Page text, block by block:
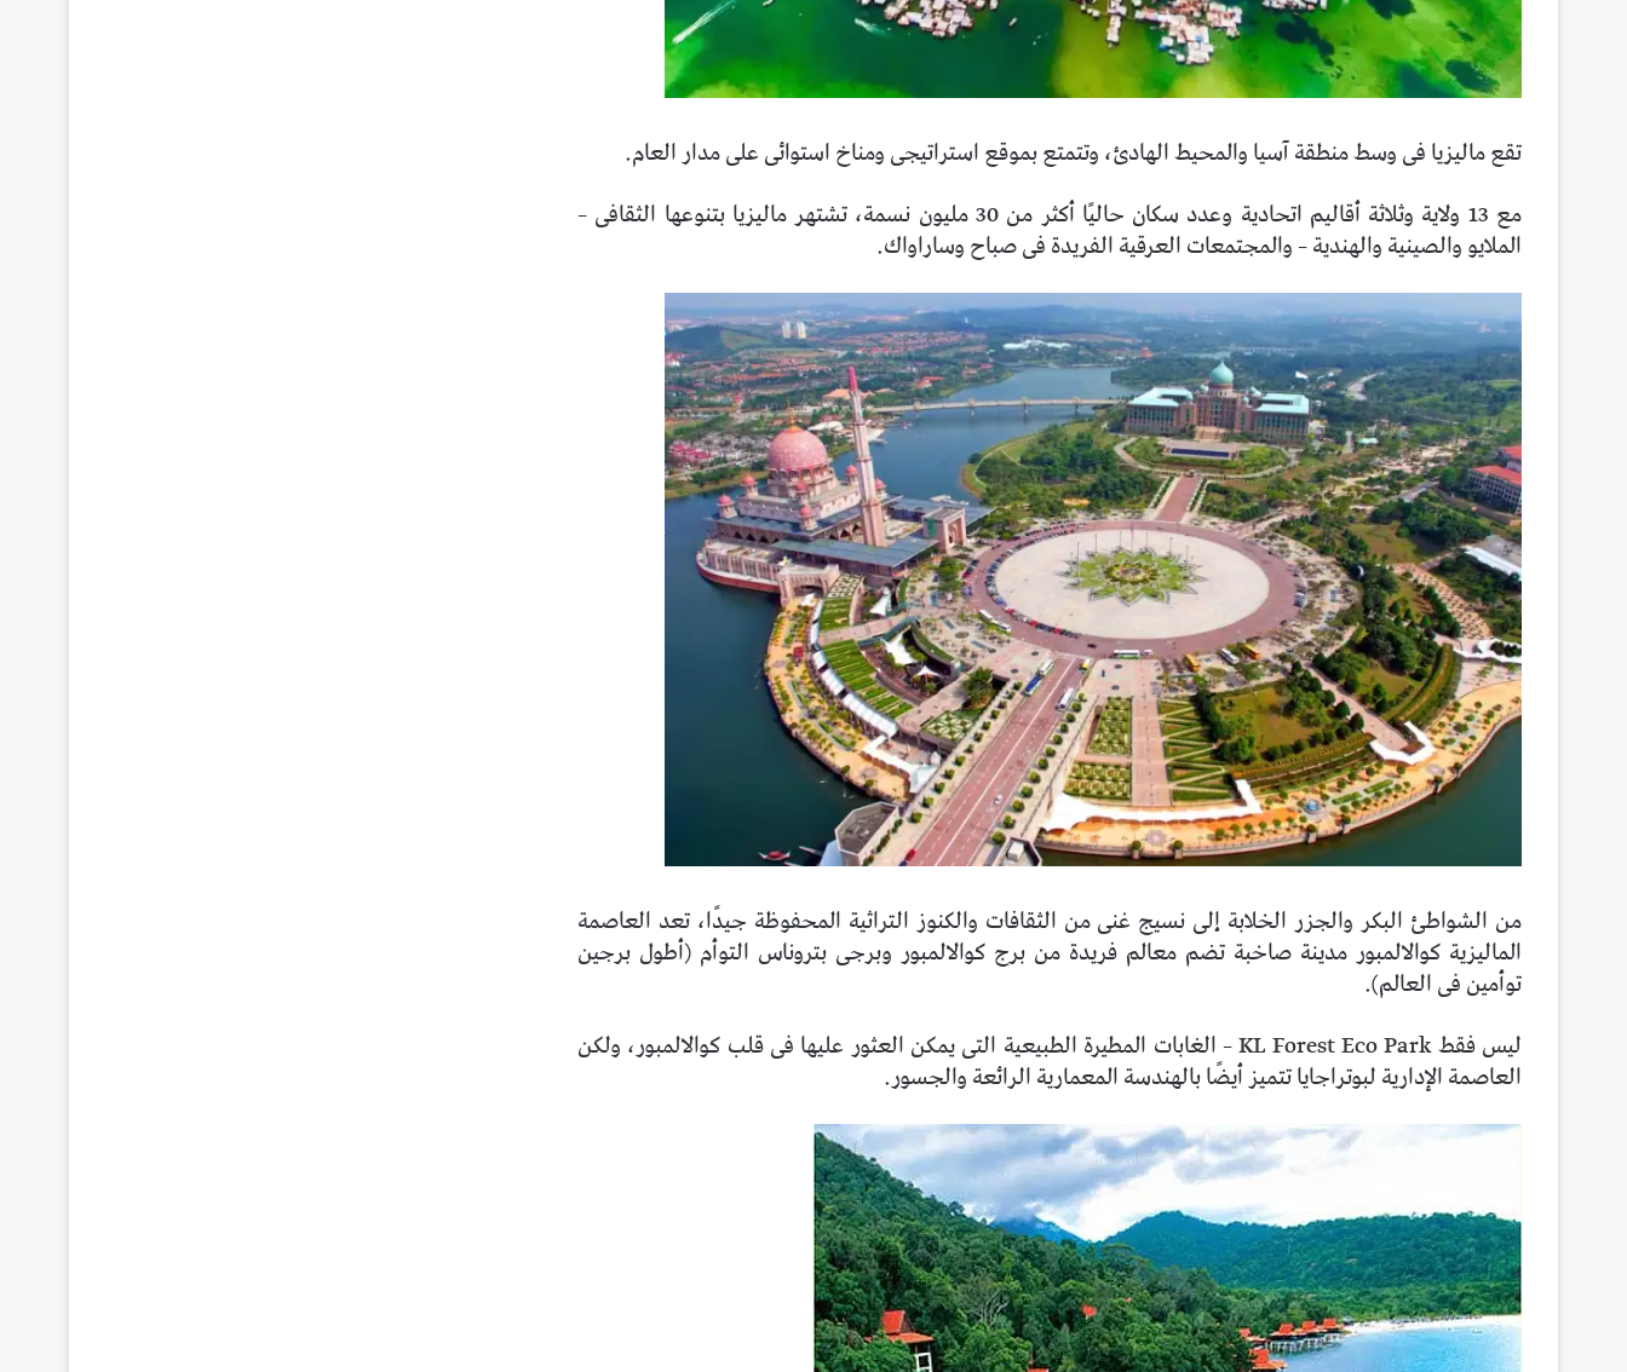
تقع ماليزيا فى وسط منطقة آسيا والمحيط الهادئ، وتتمتع بموقع استراتيجى ومناخ استوائى على مدار العام.
مع 13 ولاية وثلاثة أقاليم اتحادية وعدد سكان حاليًا أكثر من 30 مليون نسمة، تشتهر ماليزيا بتنوعها الثقافى –
الملايو والصينية والهندية – والمجتمعات العرقية الفريدة فى صباح وساراواك.
من الشواطئ البكر والجزر الخلابة إلى نسيج غنى من الثقافات والكنوز التراثية المحفوظة جيدًا، تعد العاصمة
الماليزية كوالالمبور مدينة صاخبة تضم معالم فريدة من برج كوالالمبور وبرجى بتروناس التوأم (أطول برجين
توأمين فى العالم).
ليس فقط KL Forest Eco Park – الغابات المطيرة الطبيعية التى يمكن العثور عليها فى قلب كوالالمبور، ولكن
العاصمة الإدارية لبوتراجايا تتميز أيضًا بالهندسة المعمارية الرائعة والجسور.